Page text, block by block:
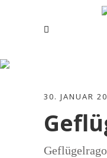
30. JANUAR